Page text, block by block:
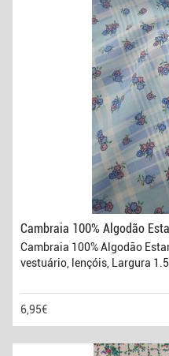
Cambraia 100% Algodão
Cambraia 100% Algodão
vestuário, lençóis, Largura
6,95€